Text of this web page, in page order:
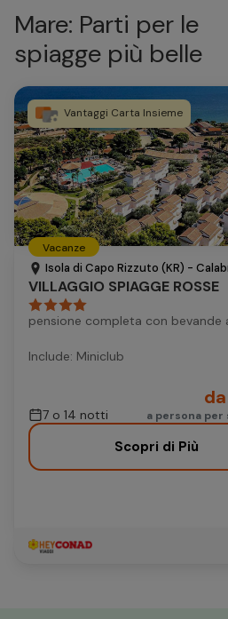
Mare: Parti per le
spiagge più belle
Vantaggi Carta Insieme
Vacanze
Isola di Capo Rizzuto (KR) -
VILLAGGIO SPIAGGE ROSSE
pensione completa con bevande
Include: Miniclub
7 o 14 notti a persona per
Scopri di Più